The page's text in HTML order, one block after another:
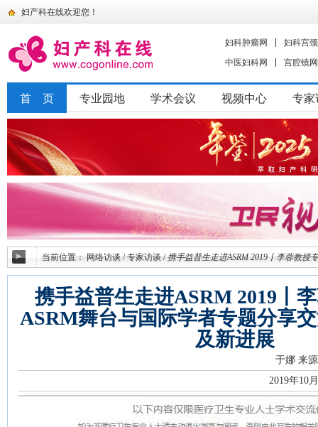
妇产科在线欢迎您！
妇科肿瘤网
妇科宫
中医妇科网
宫腔镜网
首 页 专业园地 学术会议 视频中心 专家
当前位置：网络访谈 / 专家访谈 / 携手益普生走进ASRM 2019丨李蓉教授
携手益普生走进ASRM 2019丨
ASRM舞台与国际学者专题分享
及新进展
于娜 来
2019年10